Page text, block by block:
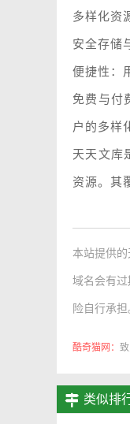
多样化资
安全存储
便捷性：
免费与付
户的多样
天天文库
资源。其
本站提供的
域名会有
险自行承担
酷奇猫网：
类似排